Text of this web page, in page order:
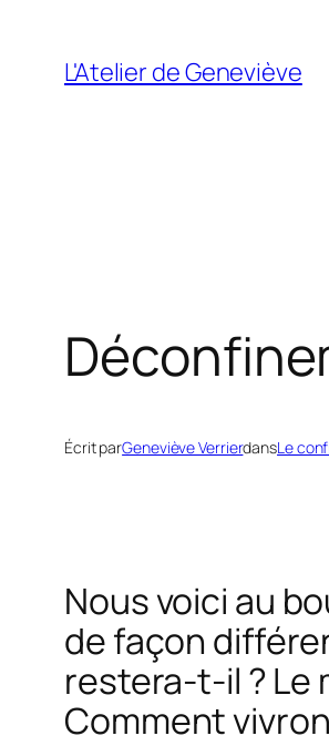
contenu
L'Atelier de Geneviève
Écrit parGeneviève VerrierdansLe
Nous voici au
de façon
restera-t-il ? Le
Comment